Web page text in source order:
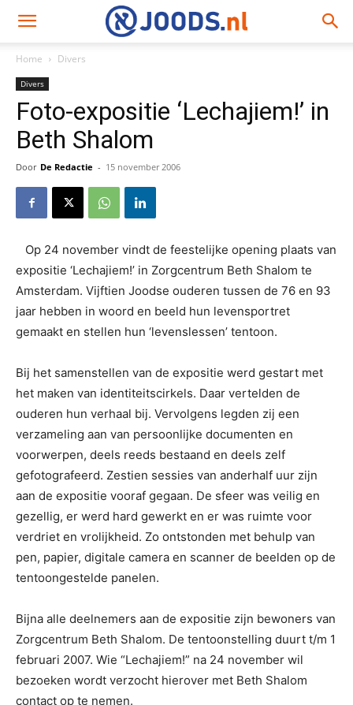
Home Divers
Divers
Foto-expositie ‘Lechajiem!’ in
Beth Shalom
Door De Redactie - 15 november 2006
Op 24 november vindt de feestelijke opening plaats van
expositie ‘Lechajiem!’ in Zorgcentrum Beth Shalom te
Amsterdam. Vijftien Joodse ouderen tussen de 76 en 93
jaar hebben in woord en beeld hun levensportret
gemaakt en stellen hun ‘levenslessen’ tentoon.
Bij het samenstellen van de expositie werd gestart met
het maken van identiteitscirkels. Daar vertelden de
ouderen hun verhaal bij. Vervolgens legden zij een
verzameling aan van persoonlijke documenten en
voorwerpen, deels reeds bestaand en deels zelf
gefotografeerd. Zestien sessies van anderhalf uur zijn
aan de expositie vooraf gegaan. De sfeer was veilig en
gezellig, er werd hard gewerkt en er was ruimte voor
verdriet en vrolijkheid. Zo ontstonden met behulp van
pen, papier, digitale camera en scanner de beelden op de
tentoongestelde panelen.
Bijna alle deelnemers aan de expositie zijn bewoners van
Zorgcentrum Beth Shalom. De tentoonstelling duurt t/m 1
februari 2007. Wie “Lechajiem!” na 24 november wil
bezoeken wordt verzocht hierover met Beth Shalom
contact op te nemen.